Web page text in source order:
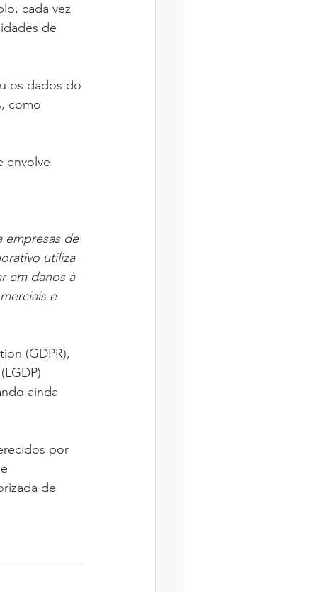
cada vez
de
os dados do
como
envolve
empresas de
utiliza
em danos à
e
(GDPR),
ainda
por
de